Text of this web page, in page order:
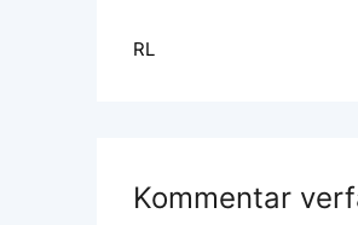
RL
Kommentar